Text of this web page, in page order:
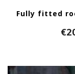
Fully fitted
€